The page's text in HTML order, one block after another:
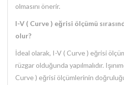
olmasını önerir.
I-V ( Curve ) eğrisi ölçümü
olur?
İdeal olarak, I-V ( Curve ) eğrisi
rüzgar olduğunda yapılmalıdır.
Curve ) eğrisi ölçümlerinin